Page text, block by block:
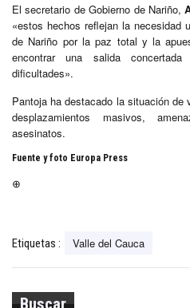
El secretario de Gobierno de Nariño,
«estos hechos reflejan la necesidad
de Nariño por la paz total y la
encontrar una salida
dificultades».
Pantoja ha destacado la situación
desplazamientos masivos,
asesinatos.
Fuente y foto Europa Press
⊕
Etiquetas : Valle del Cauca
Buscar